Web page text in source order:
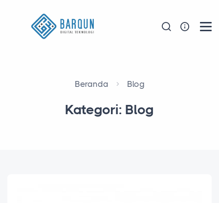
Beranda Blog
Kategori: Blog